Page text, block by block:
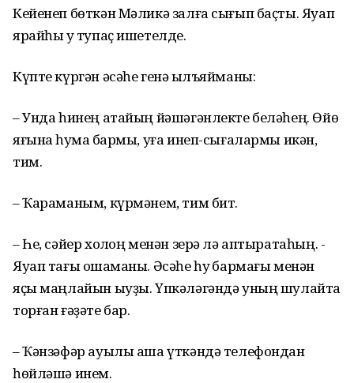
Кейенеп бөткән Мәликә залға сығып баҫты. Яуап
ярайһы уҡ тупаҫ ишетелде.
Күпте күргән әсәһе генә ҡылъяйманы:
– Унда һинең атайың йәшәгәнлекте беләһең. Өйө
яғына һуҡмаҡ бармы, уға инеп-сығалармы икән,
тим.
– Ҡараманым, күрмәнем, тим бит.
– Һе, сәйер холҡоң менән зерә лә аптыратаһың. -
Яуап тағы оҡшаманы. Әсәһе һуҡ бармағы менән
яҫы маңлайын ыуҙы. Үпкәләгәндә уның шулайта
торған ғәҙәте бар.
– Ҡәнзәфәр ауылы аша үткәндә телефондан
һөйләшә инем.